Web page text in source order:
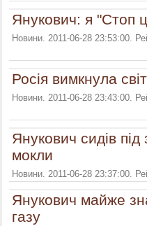
Янукович: я "Стоп
Новини. 2011-06-28 23:53:00.
Росія вимкнула
Новини. 2011-06-28 23:43:00.
Янукович сидів
мокли
Новини. 2011-06-28 23:37:00.
Янукович майже
газу